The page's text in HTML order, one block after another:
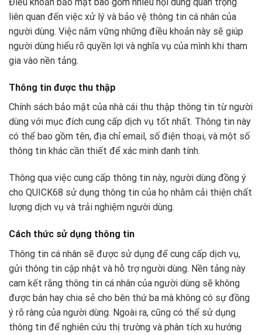
Điều khoản bảo mật bao gồm nhiều nội dung quan trọng
liên quan đến việc xử lý và bảo vệ thông tin cá nhân của
người dùng. Việc nắm vững những điều khoản này sẽ giúp
người dùng hiểu rõ quyền lợi và nghĩa vụ của mình khi tham
gia vào nền tảng.
Thông tin được thu thập
Chính sách bảo mật của nhà cái thu thập thông tin từ người
dùng với mục đích cung cấp dịch vụ tốt nhất. Thông tin này
có thể bao gồm tên, địa chỉ email, số điện thoại, và một số
thông tin khác cần thiết để xác minh danh tính.
Thông qua việc cung cấp thông tin này, người dùng đồng ý
cho QUICK68 sử dụng thông tin của họ nhằm cải thiện chất
lượng dịch vụ và trải nghiệm người dùng.
Cách thức sử dụng thông tin
Thông tin cá nhân sẽ được sử dụng để cung cấp dịch vụ,
gửi thông tin cập nhật và hỗ trợ người dùng. Nền tảng này
cam kết rằng thông tin cá nhân của người dùng sẽ không
được bán hay chia sẻ cho bên thứ ba mà không có sự đồng
ý rõ ràng của người dùng. Ngoài ra, cũng có thể sử dụng
thông tin để nghiên cứu thị trường và phân tích xu hướng